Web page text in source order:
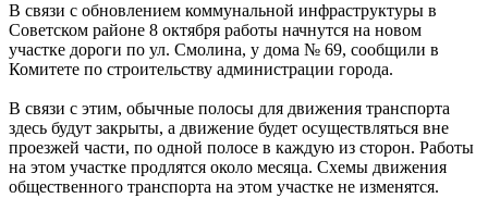
В связи с обновлением коммунальной инфраструктуры в
Советском районе 8 октября работы начнутся на новом
участке дороги по ул. Смолина, у дома № 69, сообщили в
Комитете по строительству администрации города.
В связи с этим, обычные полосы для движения транспорта
здесь будут закрыты, а движение будет осуществляться вне
проезжей части, по одной полосе в каждую из сторон. Работы
на этом участке продлятся около месяца. Схемы движения
общественного транспорта на этом участке не изменятся.